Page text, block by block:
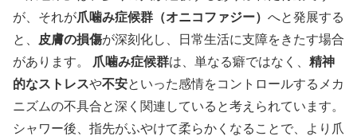
が、それが爪噛み症候群（オニコファジー） へと発展する
と、
皮膚の損傷が深刻化し、日常生活に支障をきたす場合
があります。
爪噛み症候群は、単なる癖ではなく、 精神
的なストレスや不安といった感情をコントロールするメカ
ニズムの不具合と深く関連していると考えられています。
シャワー後、指先がふやけて柔らかくなることで、より爪